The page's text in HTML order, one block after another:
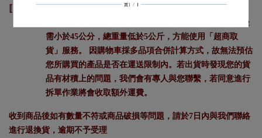
超商規定商品的 長+寬+高之總和需小於105公分，最長邊
需小於45公分，總重量低於5公斤，方能使用「超商取
貨」服務。 因購物車採多品項合併計算方式，故無法預估
您所購買的產品是否在運送限制內。若出貨時發現您的貨
品有材積上的問題，我們會有專人與您聯繫，若同意進行
拆單作業將會收取額外運費。
收到商品後如有數量不符或商品破損等問題，請於7日內與我們聯絡
進行退換貨，逾期不予受理